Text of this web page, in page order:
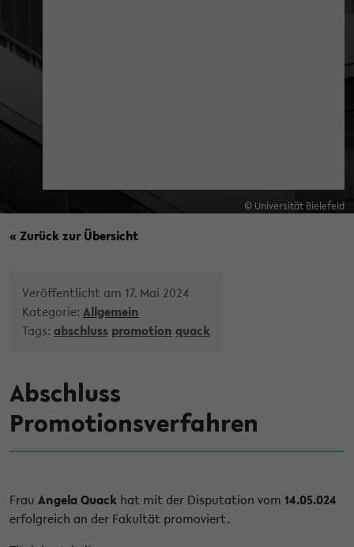
© Universität Bielefeld
« Zurück zur Übersicht
Veröffentlicht am 17. Mai 2024
Kategorie: Allgemein
Tags: abschluss promotion quack
Abschluss
Promotionsverfahren
Frau Angela Quack hat mit der Disputation vom 14.05.024
erfolgreich an der Fakultät promoviert.